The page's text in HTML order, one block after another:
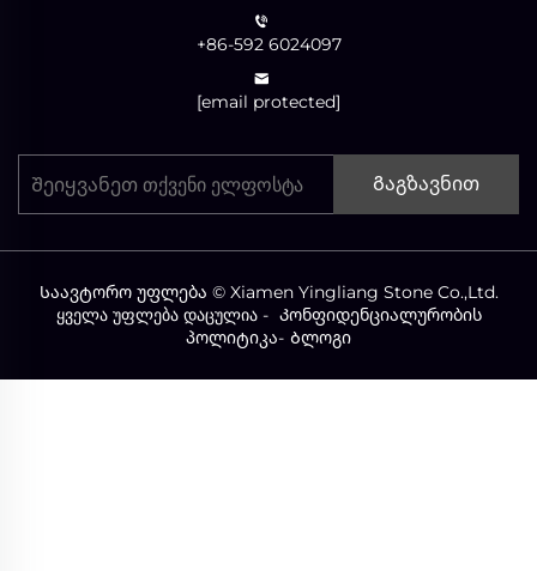
+86-592 6024097
[email protected]
Გაგზავნით
Საავტორო უფლება © Xiamen Yingliang Stone Co.,Ltd.
ყველა უფლება დაცულია - Კონფიდენციალურობის
პოლიტიკა- Ბლოგი